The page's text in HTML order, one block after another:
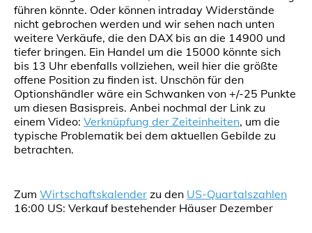
führen könnte. Oder können intraday Widerstände
nicht gebrochen werden und wir sehen nach unten
weitere Verkäufe, die den DAX bis an die 14900 und
tiefer bringen. Ein Handel um die 15000 könnte sich
bis 13 Uhr ebenfalls vollziehen, weil hier die größte
offene Position zu finden ist. Unschön für den
Optionshändler wäre ein Schwanken von +/-25 Punkte
um diesen Basispreis. Anbei nochmal der Link zu
einem Video: Verknüpfung der Zeiteinheiten, um die
typische Problematik bei dem aktuellen Gebilde zu
betrachten.
Zum Wirtschaftskalender zu den US-Quartalszahlen
16:00 US: Verkauf bestehender Häuser Dezember